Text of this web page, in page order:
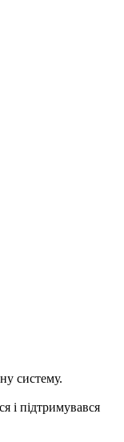
систему.
і підтримувався